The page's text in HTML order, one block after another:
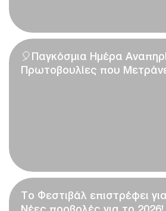
🎈Παγκόσμια Ημέρα
Πρωτοβουλίες που
Το Φεστιβάλ επιστρέφει